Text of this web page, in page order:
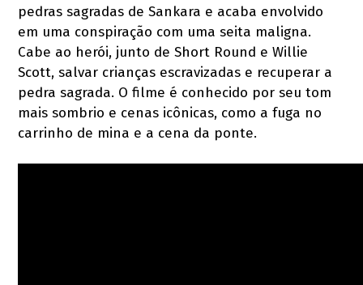
pedras sagradas de Sankara e acaba envolvido
em uma conspiração com uma seita maligna.
Cabe ao herói, junto de Short Round e Willie
Scott, salvar crianças escravizadas e recuperar a
pedra sagrada. O filme é conhecido por seu tom
mais sombrio e cenas icônicas, como a fuga no
carrinho de mina e a cena da ponte.